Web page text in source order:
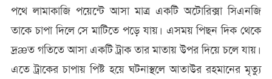
পথে লামাকাজি পয়েন্টে আসা মাত্র একটি অটোরিক্সা সিএনজি
তাকে চাপা দিলে সে মাটিতে পড়ে যায়। এসময় পিছন দিক থেকে
দ্রæত গতিতে আসা একটি ট্রাক তার মাতায় উপর দিয়ে চলে যায়।
এতে ট্রাকের চাপায় পিষ্ট হয়ে ঘটনাস্থলে আতাউর রহমানের মৃত্যু